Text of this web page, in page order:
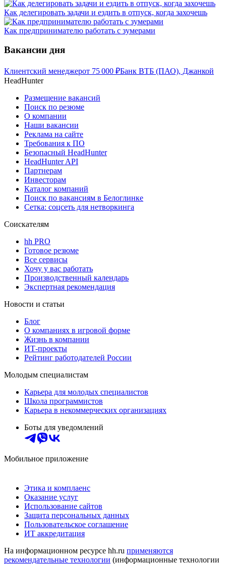
Как делегировать задачи и ездить в отпуск, когда захочешь
Как предпринимателю работать с зумерами
Вакансии дня
Клиентский менеджерот 75 000 ₽Банк ВТБ (ПАО), Джанкой
HeadHunter
Размещение вакансий
Поиск по резюме
О компании
Наши вакансии
Реклама на сайте
Требования к ПО
Безопасный HeadHunter
HeadHunter API
Партнерам
Инвесторам
Каталог компаний
Поиск по вакансиям в Белоглинке
Сетка: соцсеть для нетворкинга
Соискателям
hh PRO
Готовое резюме
Все сервисы
Хочу у вас работать
Производственный календарь
Экспертная рекомендация
Новости и статьи
Блог
О компаниях в игровой форме
Жизнь в компании
ИТ-проекты
Рейтинг работодателей России
Молодым специалистам
Карьера для молодых специалистов
Школа программистов
Карьера в некоммерческих организациях
Боты для уведомлений
Мобильное приложение
Этика и комплаенс
Оказание услуг
Использование сайтов
Защита персональных данных
Пользовательское соглашение
ИТ аккредитация
На информационном ресурсе hh.ru применяются
рекомендательные технологии (информационные технологии